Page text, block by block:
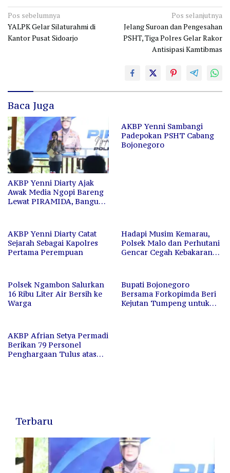
Navigasi
pos
Pos sebelumnya
YALPK Gelar Silaturahmi di
Kantor Pusat Sidoarjo
Pos selanjutnya
Jelang Suroan dan Pengesahan
PSHT, Tiga Polres Gelar Rakor
Antisipasi Kamtibmas
Baca Juga
AKBP Yenni Diarty Ajak
Awak Media Ngopi Bareng
Lewat PIRAMIDA, Bangun
AKBP Yenni Sambangi
Padepokan PSHT Cabang
Bojonegoro
AKBP Yenni Diarty Catat
Sejarah Sebagai Kapolres
Pertama Perempuan
Hadapi Musim Kemarau,
Polsek Malo dan Perhutani
Gencar Cegah Kebakaran
Polsek Ngambon Salurkan
16 Ribu Liter Air Bersih ke
Warga
Bupati Bojonegoro
Bersama Forkopimda Beri
Kejutan Tumpeng untuk
AKBP Afrian Setya Permadi
Berikan 79 Personel
Penghargaan Tulus atas
Terbaru